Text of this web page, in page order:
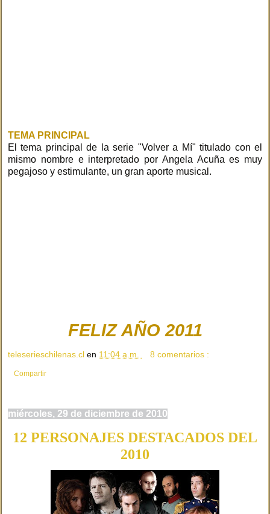
TEMA PRINCIPAL
El tema principal de la serie "Volver a Mí" titulado con el
mismo nombre e interpretado por Angela Acuña es muy
pegajoso y estimulante, un gran aporte musical.
FELIZ AÑO 2011
teleserieschilenas.cl en 11:04 a.m. 8 comentarios :
Compartir
miércoles, 29 de diciembre de 2010
12 PERSONAJES DESTACADOS DEL
2010